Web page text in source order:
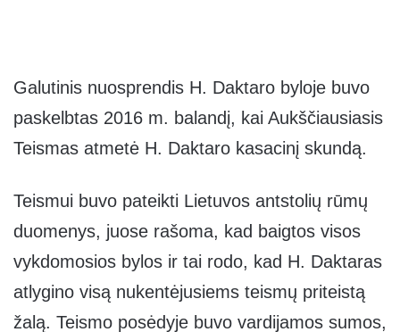
Galutinis nuosprendis H. Daktaro byloje buvo
paskelbtas 2016 m. balandį, kai Aukščiausiasis
Teismas atmetė H. Daktaro kasacinį skundą.
Teismui buvo pateikti Lietuvos antstolių rūmų
duomenys, juose rašoma, kad baigtos visos
vykdomosios bylos ir tai rodo, kad H. Daktaras
atlygino visą nukentėjusiems teismų priteistą
žalą. Teismo posėdyje buvo vardijamos sumos,